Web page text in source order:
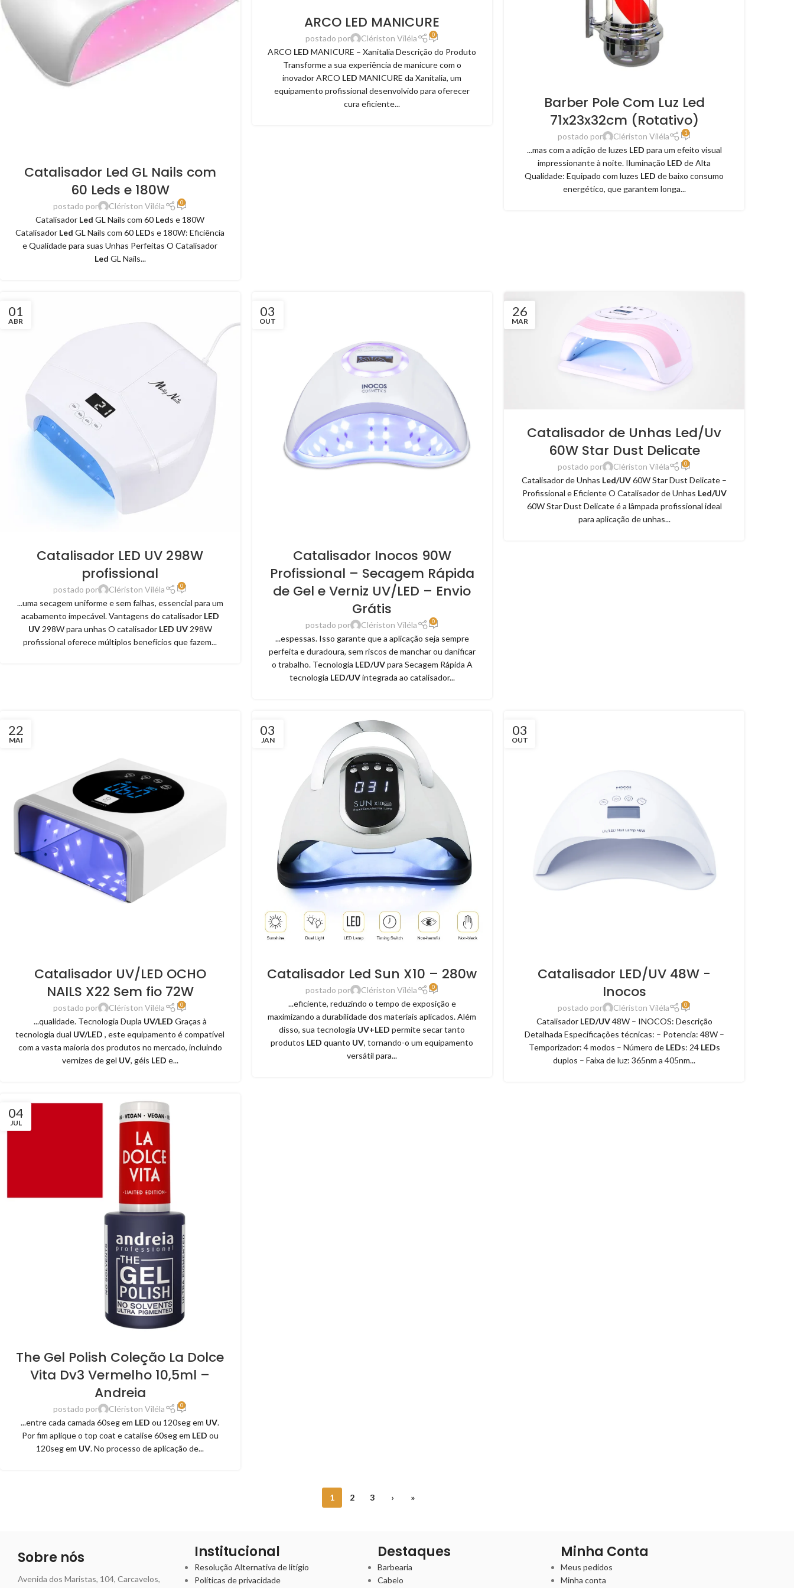
Catalisador Led GL Nails com
60 Leds e 180W
postado por Clériston Viléla 0
Catalisador Led GL Nails com 60 Leds e 180W
Catalisador Led GL Nails com 60 LEDs e 180W: Eficiência
e Qualidade para suas Unhas Perfeitas O Catalisador
Led GL Nails...
ARCO LED MANICURE
postado por Clériston Viléla 0
ARCO LED MANICURE – Xanitalia Descrição do Produto
Transforme a sua experiência de manicure com o
inovador ARCO LED MANICURE da Xanitalia, um
equipamento profissional desenvolvido para oferecer
cura eficiente...
Barber Pole Com Luz Led
71x23x32cm (Rotativo)
postado por Clériston Viléla 1
...mas com a adição de luzes LED para um efeito visual
impressionante à noite. Iluminação LED de Alta
Qualidade: Equipado com luzes LED de baixo consumo
energético, que garantem longa...
01
ABR
Catalisador LED UV 298W
profissional
postado por Clériston Viléla 0
...uma secagem uniforme e sem falhas, essencial para um
acabamento impecável. Vantagens do catalisador LED
UV298W para unhas O catalisador LED UV298W
profissional oferece múltiplos benefícios que fazem...
03
OUT
Catalisador Inocos 90W
Profissional – Secagem Rápida
de Gel e Verniz UV/LED – Envio
Grátis
postado por Clériston Viléla 0
...espessas. Isso garante que a aplicação seja sempre
perfeita e duradoura, sem riscos de manchar ou danificar
o trabalho. Tecnologia LED/UVpara Secagem Rápida A
tecnologia LED/UVintegrada ao catalisador...
26
MAR
Catalisador de Unhas Led/Uv
60W Star Dust Delicate
postado por Clériston Viléla 0
Catalisador de Unhas Led/UV60W Star Dust Delicate –
Profissional e Eficiente O Catalisador de Unhas Led/UV
60W Star Dust Delicate é a lâmpada profissional ideal
para aplicação de unhas...
22
MAI
Catalisador UV/LED OCHO
NAILS X22 Sem fio 72W
postado por Clériston Viléla 0
...qualidade. Tecnologia Dupla UV/LED Graças à
tecnologia dual UV/LED , este equipamento é compatível
com a vasta maioria dos produtos no mercado, incluindo
vernizes de gel UV, géis LED e...
03
JAN
Catalisador Led Sun X10 – 280w
postado por Clériston Viléla 0
...eficiente, reduzindo o tempo de exposição e
maximizando a durabilidade dos materiais aplicados. Além
disso, sua tecnologia UV+LED permite secar tanto
produtos LED quanto UV, tornando-o um equipamento
versátil para...
03
OUT
Catalisador LED/UV 48W -
Inocos
postado por Clériston Viléla 0
Catalisador LED/UV48W – INOCOS: Descrição
Detalhada Especificações técnicas: – Potencia: 48W –
Temporizador: 4 modos – Número de LEDs: 24 LEDs
duplos – Faixa de luz: 365nm a 405nm...
04
JUL
The Gel Polish Coleção La Dolce
Vita Dv3 Vermelho 10,5ml –
Andreia
postado por Clériston Viléla 0
...entre cada camada 60seg em LED ou 120seg em UV.
Por fim aplique o top coat e catalise 60seg em LED ou
120seg em UV. No processo de aplicação de...
1 2 3 › »
Sobre nós
Avenida dos Maristas, 104, Carcavelos,
Institucional
Resolução Alternativa de litígio
Políticas de privacidade
Destaques
Barbearia
Cabelo
Minha Conta
Meus pedidos
Minha conta